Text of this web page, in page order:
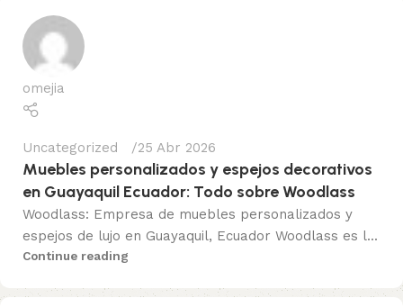
omejia
Uncategorized 25 Abr 2026
Muebles personalizados y espejos decorativos
en Guayaquil Ecuador: Todo sobre Woodlass
Woodlass: Empresa de muebles personalizados y
espejos de lujo en Guayaquil, Ecuador Woodlass es l...
Continue reading